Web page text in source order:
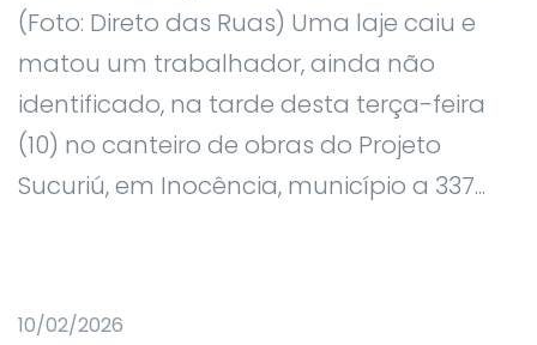
(Foto: Direto das Ruas) Uma laje caiu e
matou um trabalhador, ainda não
identificado, na tarde desta terça-feira
(10) no canteiro de obras do Projeto
Sucuriú, em Inocência, município a 337...
10/02/2026